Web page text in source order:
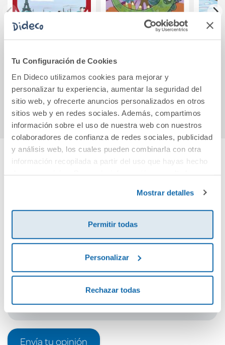
Tu Configuración de Cookies
En Dideco utilizamos cookies para mejorar y
personalizar tu experiencia, aumentar la seguridad del
sitio web, y ofrecerte anuncios personalizados en otros
sitios web y en redes sociales. Además, compartimos
información sobre el uso de nuestra web con nuestros
colaboradores de confianza de redes sociales, publicidad
y análisis web, los cuales pueden combinarla con otra
información recopilada a partir del uso que hayas hecho
Mostrar detalles
Permitir todas
Personalizar
Rechazar todas
La Cronoagencia:
17,95€
Comprar
Astrogames 8: El
14,40€
Comprar
Cuéntanos tu opinión
¡Sé el primero en valorar este producto!
Envía tu opinión